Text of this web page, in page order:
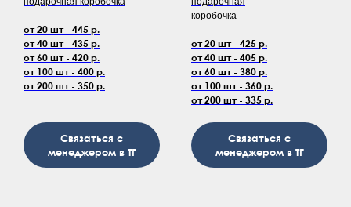
от 20 шт - 445 р.
от 40 шт - 435 р.
от 60 шт - 420 р.
от 100 шт - 400 р.
от 200 шт - 350 р.
Связаться с
менеджером в ТГ
коробочка
от 20 шт - 425 р.
от 40 шт - 405 р.
от 60 шт - 380 р.
от 100 шт - 360 р.
от 200 шт - 335 р.
Связаться с
менеджером в ТГ